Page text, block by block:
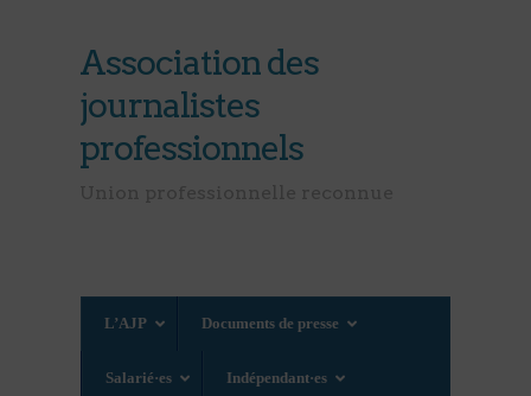
Association des
journalistes
professionnels
L’AJP Documents de presse
Salarié·es Indépendant·es